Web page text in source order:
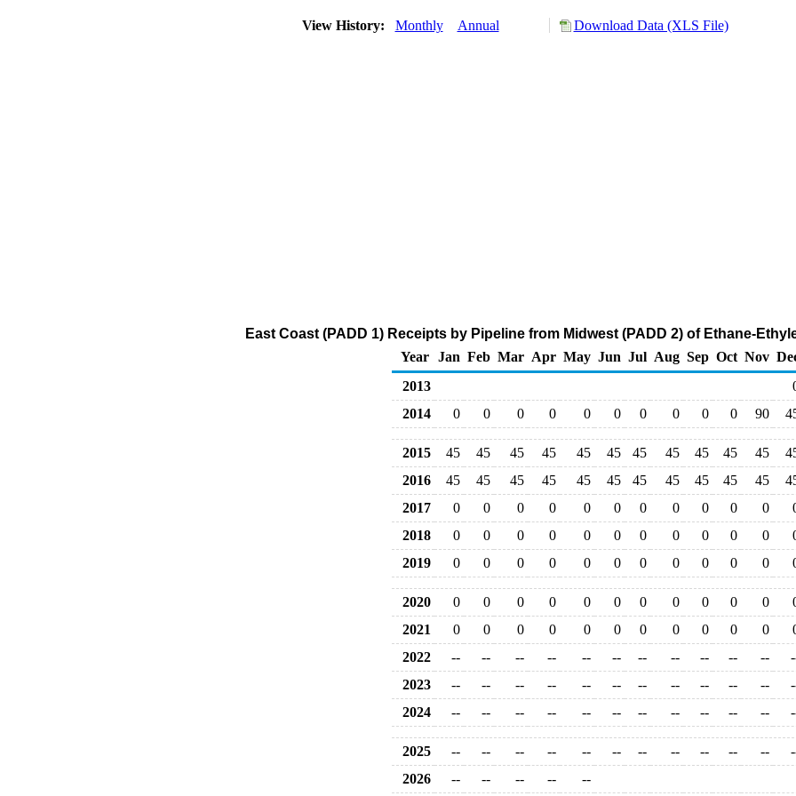
View History: Monthly Annual Download Data (XLS File)
East Coast (PADD 1) Receipts by Pipeline from Midwest (PADD 2) of Ethane-
Year
Jan Feb Mar Apr May Jun Jul Aug Sep Oct Nov
2013
2014
0 0 0 0 0 0 0 0 0 0 90
2015 45 45 45 45 45 45 45 45 45 45 45
2016
45 45 45 45 45 45 45 45 45 45 45
2017
0 0 0 0 0 0 0 0 0 0 0
2018
0 0 0 0 0 0 0 0 0 0 0
2019
0 0 0 0 0 0 0 0 0 0 0
2020 0 0 0 0 0 0 0 0 0 0 0
2021
0 0 0 0 0 0 0 0 0 0 0
2022
-- -- -- -- -- -- -- -- -- -- --
2023
-- -- -- -- -- -- -- -- -- -- --
2024
-- -- -- -- -- -- -- -- -- -- --
2025 -- -- -- -- -- -- -- -- -- -- --
2026
-- -- -- -- --